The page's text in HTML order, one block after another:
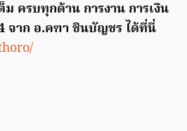
ครบทุกด้าน การงาน การเงิน
จาก อ.คฑา ชินบัญชร ได้ที่นี่